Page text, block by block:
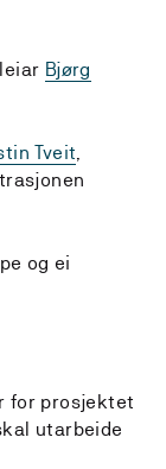
Bjørg
Tveit,
og ei
for prosjektet
utarbeide